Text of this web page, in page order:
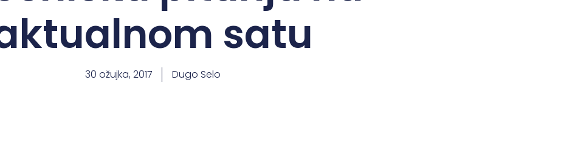
satu
30 ožujka, 2017 Dugo Selo